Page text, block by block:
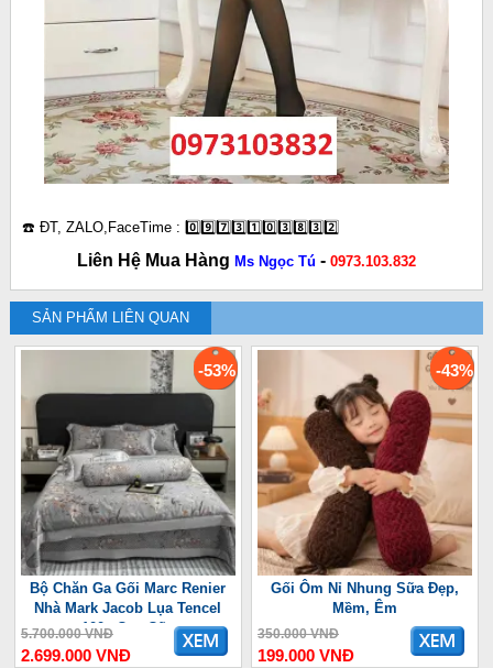
☎️ ĐT, ZALO,FaceTime : 0️⃣9️⃣7️⃣3️⃣1️⃣0️⃣3️⃣8️⃣3️⃣2️⃣
Liên Hệ Mua Hàng Ms Ngọc Tú - 0973.103.832
SẢN PHẨM LIÊN QUAN
-53%
Bộ Chăn Ga Gối Marc Renier
Nhà Mark Jacob Lụa Tencel
100s Cao Cấp
5.700.000 VNĐ
2.699.000 VNĐ
-43%
Gối Ôm Nỉ Nhung Sữa Đẹp,
Mềm, Êm
350.000 VNĐ
199.000 VNĐ